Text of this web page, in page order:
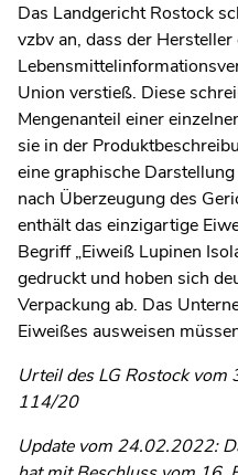
Das Landgericht Rostock
vzbv an, dass der Hersteller
Union verstieß. Diese
Mengenanteil einer
sie in der
eine graphische
nach Überzeugung des
enthält das einzigartige
Begriff „Eiweiß Lupinen
gedruckt und hoben sich
Verpackung ab. Das
Eiweißes ausweisen
Urteil des LG Rostock
114/20
Update vom 24.02.2022: